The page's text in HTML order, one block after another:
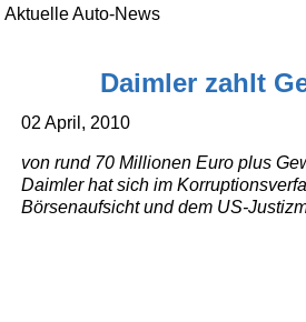
Aktuelle Auto-News
Daimler zahlt
02 April, 2010
von rund 70 Millionen Euro plus
Daimler hat sich im
Börsenaufsicht und dem US-